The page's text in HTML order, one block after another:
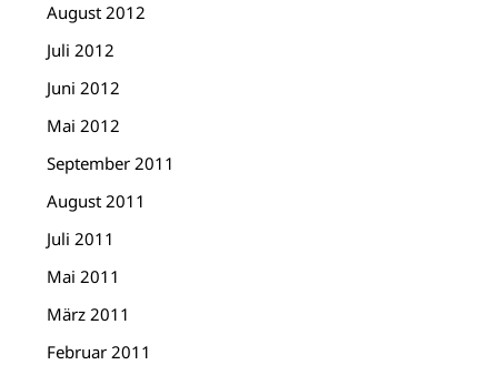
August 2012
Juli 2012
Juni 2012
Mai 2012
September 2011
August 2011
Juli 2011
Mai 2011
März 2011
Februar 2011